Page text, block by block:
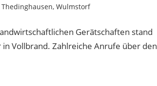
Thedinghausen, Wulmstorf
Gerätschaften stand
Vollbrand. Zahlreiche Anrufe über den